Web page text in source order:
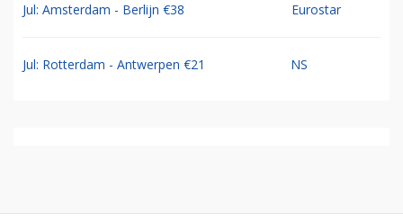
Jul: Amsterdam - Berlijn €38 Eurostar
Jul: Rotterdam - Antwerpen €21 NS